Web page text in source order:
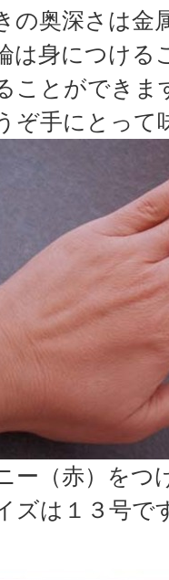
の奥深さは金
は身につける
ことができま
ぞ手にとって
ー（赤）をつ
ズは１３号で